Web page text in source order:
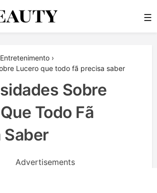
☰
Entretenimento ›
Lucero que todo fã precisa saber
Sobre
Todo Fã
Saber
Advertisements